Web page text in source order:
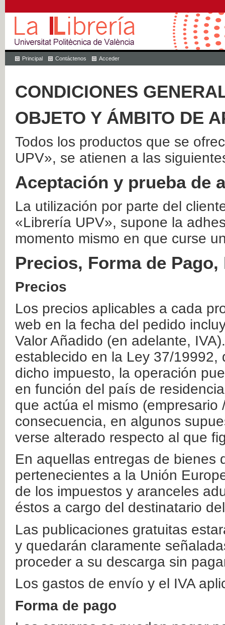
Principal Contáctenos Acceder
CONDICIONES
OBJETO Y ÁMBITO DE
Todos los productos que se
UPV», se atienen a las
Aceptación y prueba de
La utilización por parte del
«Librería UPV», supone la
momento mismo en que curse
Precios, Forma de
Precios
Los precios aplicables a cada
web en la fecha del pedido
Valor Añadido (en adelante,
establecido en la Ley 37/
dicho impuesto, la operación
en función del país de
que actúa el mismo
consecuencia, en algunos
verse alterado respecto al que
En aquellas entregas de bienes
pertenecientes a la Unión
de los impuestos y aranceles
éstos a cargo del destinatario
Las publicaciones gratuitas
y quedarán claramente
proceder a su descarga sin
Los gastos de envío y el IVA
Forma de pago